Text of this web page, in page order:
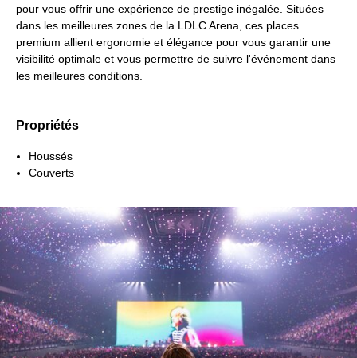
pour vous offrir une expérience de prestige inégalée. Situées
dans les meilleures zones de la LDLC Arena, ces places
premium allient ergonomie et élégance pour vous garantir une
visibilité optimale et vous permettre de suivre l'événement dans
les meilleures conditions.
Propriétés
Houssés
Couverts